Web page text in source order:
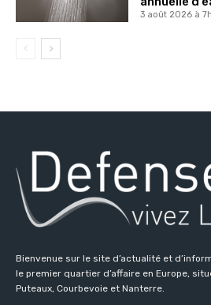
3 août 2026 à
Bienvenue sur le site d’actualité et
le premier quartier d’affaire en Europe,
Puteaux, Courbevoie et Nanterre.